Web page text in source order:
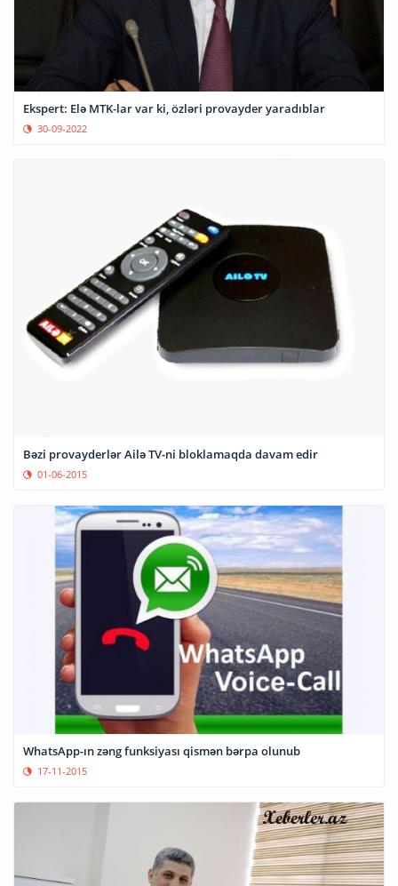
Ekspert: Elə MTK-lar var ki, özləri provayder yaradıblar
30-09-2022
Bəzi provayderlər Ailə TV-ni bloklamaqda davam edir
01-06-2015
WhatsApp-ın zəng funksiyası qismən bərpa olunub
17-11-2015